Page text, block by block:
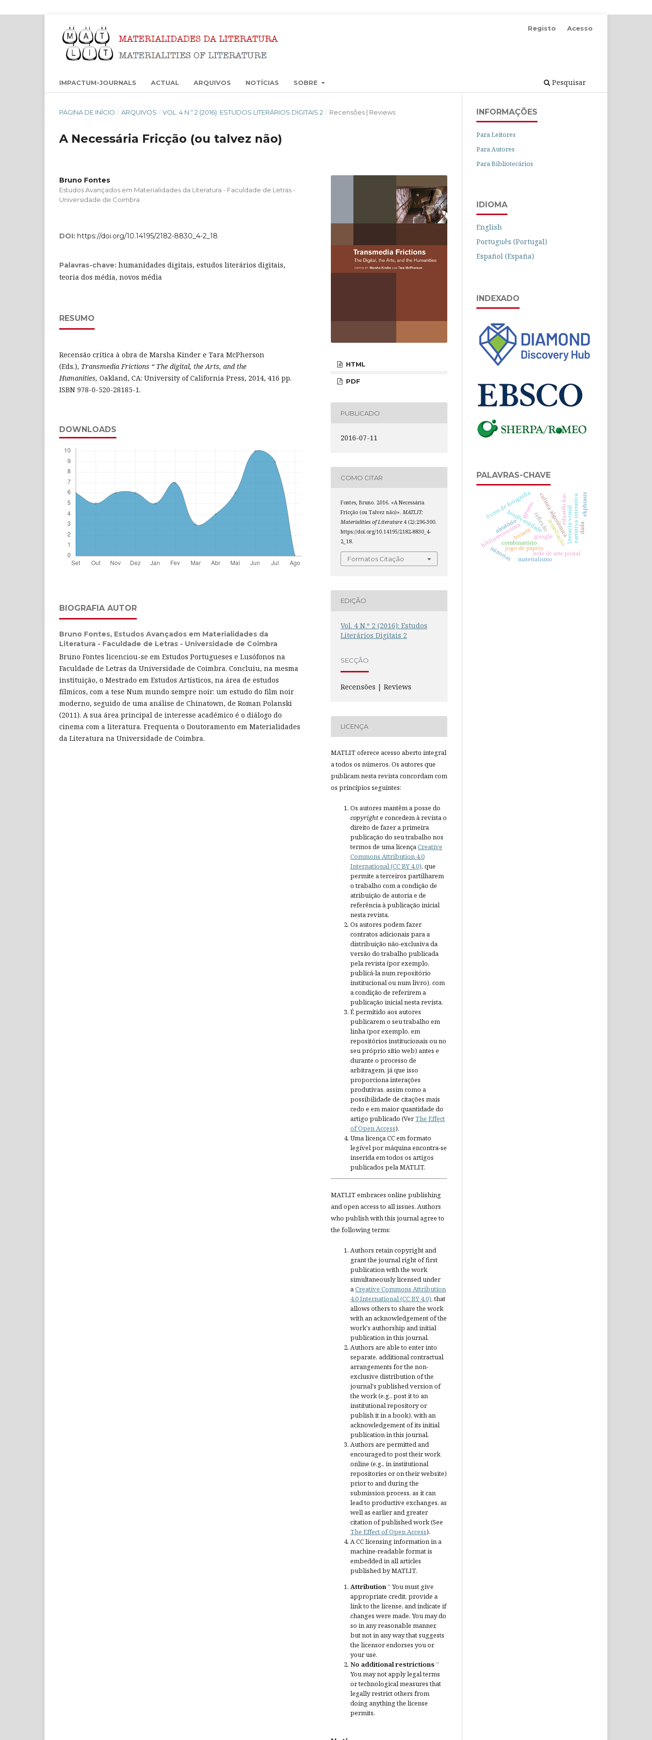
IMPACTUM-JOURNALS ACTUAL ARQUIVOS NOTÍCIAS SOBRE Pesquisar
Registo Acesso
PÁGINA DE INÍCIO / ARQUIVOS / VOL. 4 N.º 2 (2016): ESTUDOS LITERÁRIOS DIGITAIS 2 / Recensões | Reviews
A Necessária Fricção (ou talvez não)
Bruno Fontes
Estudos Avançados em Materialidades da Literatura - Faculdade de Letras -
Universidade de Coimbra
DOI: https://doi.org/10.14195/2182-8830_4-2_18
Palavras-chave: humanidades digitais, estudos literários digitais,
teoria dos média, novos média
RESUMO
Recensão crítica à obra de Marsha Kinder e Tara McPherson
(Eds.), Transmedia Frictions “ The digital, the Arts, and the
Humanities, Oakland, CA: University of California Press, 2014, 416 pp.
ISBN 978-0-520-28185-1.
DOWNLOADS
BIOGRAFIA AUTOR
Bruno Fontes, Estudos Avançados em Materialidades da
Literatura - Faculdade de Letras - Universidade de Coimbra
Bruno Fontes licenciou-se em Estudos Portugueses e Lusófonos na
Faculdade de Letras da Universidade de Coimbra. Concluiu, na mesma
instituição, o Mestrado em Estudos Artísticos, na área de estudos
fílmicos, com a tese Num mundo sempre noir: um estudo do film noir
moderno, seguido de uma análise de Chinatown, de Roman Polanski
(2011). A sua área principal de interesse académico é o diálogo do
cinema com a literatura. Frequenta o Doutoramento em Materialidades
da Literatura na Universidade de Coimbra.
HTML
PDF
PUBLICADO
2016-07-11
COMO CITAR
Fontes, Bruno. 2016. «A Necessária
Fricção (ou Talvez não)».MATLIT:
Materialities of Literature 4 (2):296-300.
https://doi.org/10.14195/2182-8830_4-
2_18.
Formatos Citação
EDIÇÃO
Vol. 4 N.º 2 (2016): Estudos
Literários Digitais 2
SECÇÃO
Recensões | Reviews
LICENÇA
MATLIT oferece acesso aberto integral
a todos os números. Os autores que
publicam nesta revista concordam com
os princípios seguintes:
Os autores mantêm a posse do
copyrighte concedem à revista o
direito de fazer a primeira
publicação do seu trabalho nos
termos de uma licençaCreative
Commons Attribution 4.0
International (CC BY 4.0), que
permite a terceiros partilharem
o trabalho com a condição de
atribuição de autoria e de
referência à publicação inicial
nesta revista.
Os autores podem fazer
contratos adicionais para a
distribuição não-exclusiva da
versão do trabalho publicada
pela revista (por exemplo,
publicá-la num repositório
institucional ou num livro), com
a condição de referirem a
publicação inicial nesta revista.
É permitido aos autores
publicarem o seu trabalho em
linha (por exemplo, em
repositórios institucionais ou no
seu próprio sítio web) antes e
durante o processo de
arbitragem, já que isso
proporciona interações
produtivas, assim como a
possibilidade de citações mais
cedo e em maior quantidade do
artigo publicado (VerThe Effect
of Open Access).
Uma licença CC em formato
legível por máquina encontra-se
inserida em todos os artigos
publicados pela MATLIT.
MATLIT embraces online publishing
and open access to all issues. Authors
who publish with this journal agree to
the following terms:
Authors retain copyright and
grant the journal right of first
publication with the work
simultaneously licensed under
aCreative Commons Attribution
4.0 International (CC BY 4.0), that
allows others to share the work
with an acknowledgement of the
work's authorship and initial
publication in this journal.
Authors are able to enter into
separate, additional contractual
arrangements for the non-
exclusive distribution of the
journal's published version of
the work (e.g., post it to an
institutional repository or
publish it in a book), with an
acknowledgement of its initial
publication in this journal.
Authors are permitted and
encouraged to post their work
online (e.g., in institutional
repositories or on their website)
prior to and during the
submission process, as it can
lead to productive exchanges, as
well as earlier and greater
citation of published work (See
The Effect of Open Access).
A CC licensing information in a
machine-readable format is
embedded in all articles
published by MATLIT.
Attribution” You must give
appropriate credit, provide a
link to the license, andindicate if
changes were made. You may do
so in any reasonable manner,
but not in any way that suggests
the licensor endorses you or
your use.
No additional restrictions ”
You may not apply legal terms
ortechnological measuresthat
legally restrict others from
doing anything the license
permits.
INFORMAÇÕES
Para Leitores
Para Autores
Para Bibliotecários
IDIOMA
English
Português (Portugal)
Español (España)
INDEXADO
PALAVRAS-CHAVE
biodiversidade
bioarte
combinatório remediação
google
cultura algorítmica
livros de fotografia
literacia visual
biblioteconomia
eduardo kac
aleatório narrativa interativa
reflexão
jogo de papéis
género
rede de arte postal
dada
ekphrasis
minorias materialismo